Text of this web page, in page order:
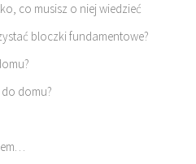
co musisz o niej wiedzieć
bloczki fundamentowe?
domu?